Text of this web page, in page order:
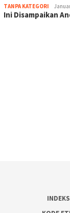
TANPA KATEGORI
Ini Disampaikan
INDEKS